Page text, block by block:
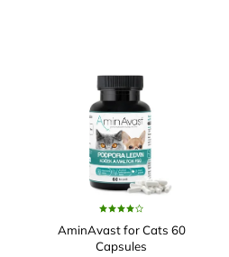
AminAvast for Cats 60
Capsules